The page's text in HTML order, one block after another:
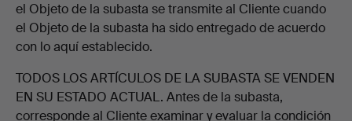
el Objeto de la subasta se transmite al Cliente cuando
el Objeto de la subasta ha sido entregado de acuerdo
con lo aquí establecido.
TODOS LOS ARTÍCULOS DE LA SUBASTA SE VENDEN
EN SU ESTADO ACTUAL. Antes de la subasta,
corresponde al Cliente examinar y evaluar la condición